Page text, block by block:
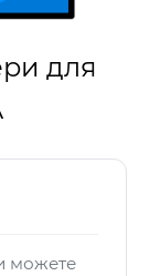
для
можете